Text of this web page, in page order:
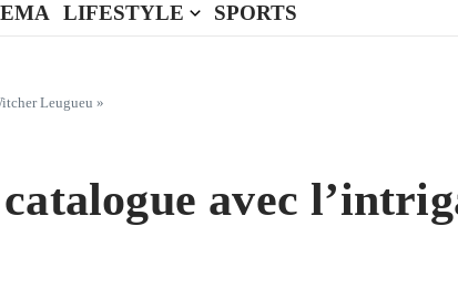
LIFESTYLE SPORTS
Leugueu »
avec